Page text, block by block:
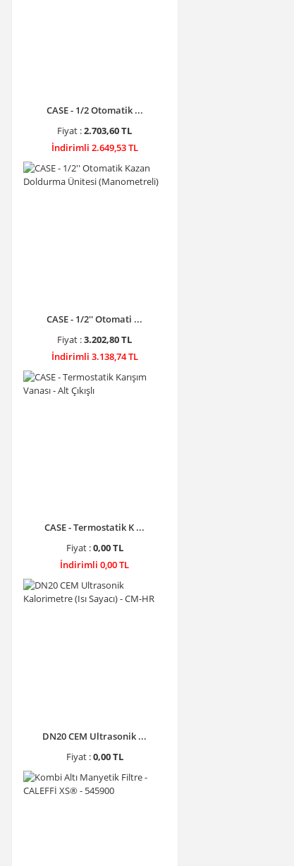
CASE - 1/2 Otomatik ...
Fiyat :2.703,60 TL
İndirimli 2.649,53 TL
CASE - 1/2'' Otomati ...
Fiyat :3.202,80 TL
İndirimli 3.138,74 TL
CASE - Termostatik K ...
Fiyat :0,00 TL
İndirimli 0,00 TL
DN20 CEM Ultrasonik ...
Fiyat :0,00 TL